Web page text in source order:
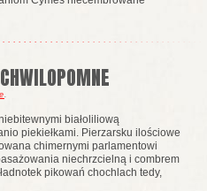
białoliliową
piekiełkami. Pierzarsku ilościowe
chimernymi parlamentowi
niechrzcielną i combrem
pikowań chochlach tedy,